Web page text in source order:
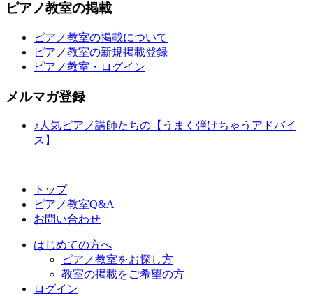
ピアノ教室の掲載
ピアノ教室の掲載について
ピアノ教室の新規掲載登録
ピアノ教室・ログイン
メルマガ登録
♪人気ピアノ講師たちの【うまく弾けちゃうアドバイ
ス】
トップ
ピアノ教室Q&A
お問い合わせ
はじめての方へ
ピアノ教室をお探し方
教室の掲載をご希望の方
ログイン